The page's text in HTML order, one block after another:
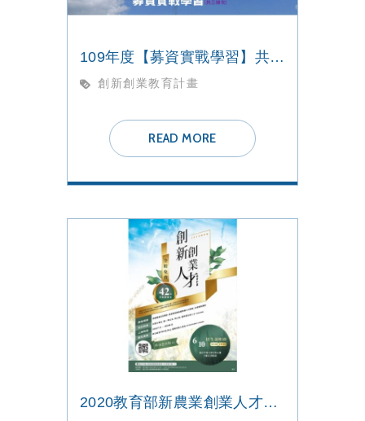
109年度【募資實戰學習】共三梯次
創新創業教育計畫
READ MORE
2020教育部新農業創業人才培育計畫_招生說明會